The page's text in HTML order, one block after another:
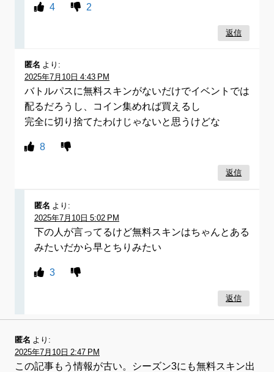
4 2
返信
匿名 より:
2025年7月10日 4:43 PM
バトルパスに無料スキンがないだけでイベントでは
配るだろうし、コイン集めれば買えるし
完全に切り捨てたわけじゃないと思うけどな
8
返信
匿名 より:
2025年7月10日 5:02 PM
下の人が言ってるけど無料スキンはちゃんとある
みたいだから早とちりみたい
3
返信
匿名 より:
2025年7月10日 2:47 PM
この記事もう情報が古い。シーズン3にも無料スキン出